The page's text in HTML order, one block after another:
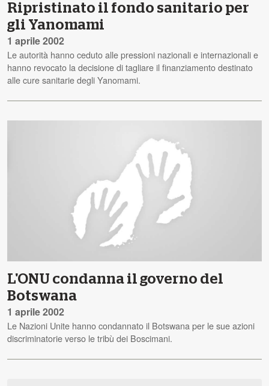
Ripristinato il fondo sanitario per
gli Yanomami
1 aprile 2002
Le autorità hanno ceduto alle pressioni nazionali e internazionali e
hanno revocato la decisione di tagliare il finanziamento destinato
alle cure sanitarie degli Yanomami.
L'ONU condanna il governo del
Botswana
1 aprile 2002
Le Nazioni Unite hanno condannato il Botswana per le sue azioni
discriminatorie verso le tribù dei Boscimani.